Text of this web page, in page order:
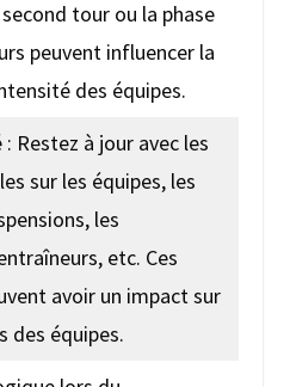
tour ou la phase
peuvent influencer la
des équipes.
Restez à jour avec les
sur les équipes, les
les
etc. Ces
avoir un impact sur
des équipes.